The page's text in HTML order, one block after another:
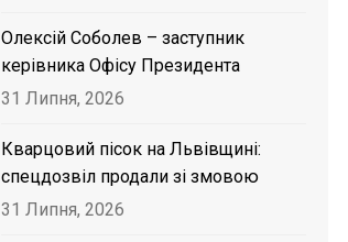
Олексій Соболев – заступник
керівника Офісу Президента
31 Липня, 2026
Кварцовий пісок на Львівщині:
спецдозвіл продали зі змовою
31 Липня, 2026